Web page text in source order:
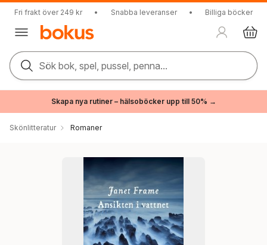
Fri frakt över 249 kr • Snabba leveranser • Billiga böcker
Sök bok, spel, pussel, penna...
Skapa nya rutiner – hälsoböcker upp till 50% →
Skönlitteratur Romaner